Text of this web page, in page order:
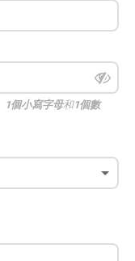
1個小寫字母和1個數